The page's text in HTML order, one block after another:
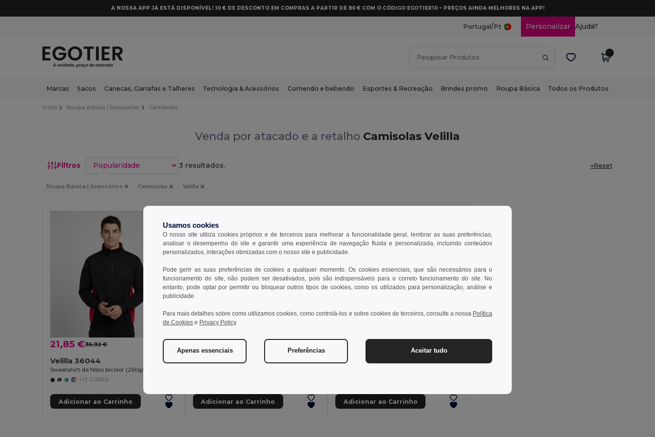
A NOSSA APP JÁ ESTÁ DISPONÍVEL! 10 € DE DESCONTO EM COMPRAS A PARTIR DE 80 € COM O CÓDIGO EGOTIER10 – PREÇOS AINDA MELHORES NA APP!
Portugal /Pt Personalizar Ajuda?
Marcas Sacos Canecas, Garrafas e Talheres Tecnologia & Acessórios Comendo e bebendo Esportes & Recreação Brindes promo Roupa Básica Todos os Produtos
Início Roupa Básica | Acessórios Camisolas
Venda por atacado e a retalho Camisolas Velilla
Filtros Classificar por 3 resultados. «Reset
Roupa Básica | Acessórios Camisolas Velilla
21,85 €36,92 € -41%
Velilla 36044
+12 CORES
Adicionar ao Carrinho
41,27 €
Velilla 36101
Adicionar ao Carrinho
26,19 €
Velilla 36149
Adicionar ao Carrinho
Usamos cookies
O nosso site utiliza cookies próprios e de terceiros para melhorar a funcionalidade geral, lembrar as suas preferências,
analisar o desempenho do site e garantir uma experiência de navegação fluida e personalizada, incluindo conteúdos
personalizados, interações otimizadas com o nosso site e publicidade.
Pode gerir as suas preferências de cookies a qualquer momento. Os cookies essenciais, que são necessários para o
funcionamento do site, não podem ser desativados, pois são indispensáveis para o correto funcionamento do site. No
entanto, pode optar por permitir ou bloquear outros tipos de cookies, como os utilizados para personalização, análise e
publicidade.
Para mais detalhes sobre como utilizamos cookies, como controlá-los e sobre cookies de terceiros, consulte a nossa Política
de Cookies e Privacy Policy.
Apenas essenciais Preferências Aceitar tudo